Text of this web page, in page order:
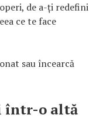
de a-ți redefini
ce te face
sau încearcă
într-o altă